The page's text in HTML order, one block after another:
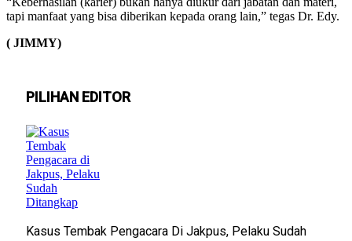
tapi manfaat yang bisa diberikan kepada orang lain,” tegas Dr. Edy.
( JIMMY)
PILIHAN EDITOR
Kasus Tembak Pengacara Di Jakpus, Pelaku Sudah